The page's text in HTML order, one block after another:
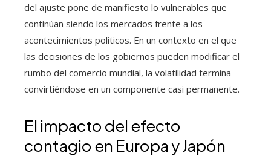
del ajuste pone de manifiesto lo vulnerables que
continúan siendo los mercados frente a los
acontecimientos políticos. En un contexto en el que
las decisiones de los gobiernos pueden modificar el
rumbo del comercio mundial, la volatilidad termina
convirtiéndose en un componente casi permanente.
El impacto del efecto
contagio en Europa y Japón